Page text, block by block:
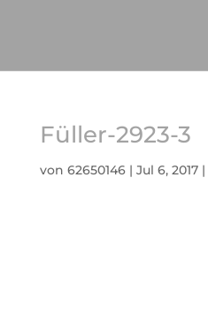
Füller-2923-3
von 62650146| Jul 6, 2017|